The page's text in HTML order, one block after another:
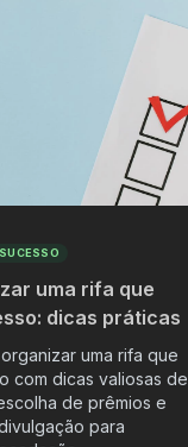
uma rifa que
dicas práticas
uma rifa que
com dicas valiosas de
de prêmios e
para